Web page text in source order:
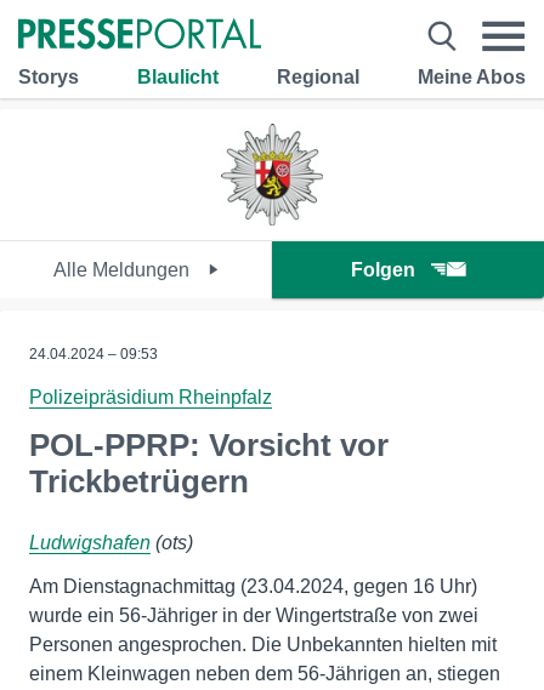
Storys Blaulicht Regional Meine Abos
Alle Meldungen Folgen
24.04.2024 – 09:53
Polizeipräsidium Rheinpfalz
POL-PPRP: Vorsicht vor
Trickbetrügern
Ludwigshafen (ots)
Am Dienstagnachmittag (23.04.2024, gegen 16 Uhr)
wurde ein 56-Jähriger in der Wingertstraße von zwei
Personen angesprochen. Die Unbekannten hielten mit
einem Kleinwagen neben dem 56-Jährigen an, stiegen